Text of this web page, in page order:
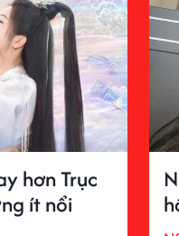
hơn Trục
ít nổi